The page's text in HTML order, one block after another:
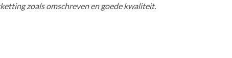
zoals omschreven en goede kwaliteit.